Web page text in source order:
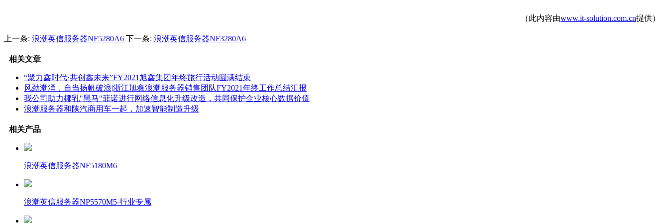
（此内容由www.it-solution.com.cn提供）
上一条: 浪潮英信服务器NF5280A6 下一条: 浪潮英信服务器NF3280A6
相关文章
“聚力鑫时代·共创鑫未来”FY2021旭鑫集团年终旅行活动圆满结束
风劲潮涌，自当扬帆破浪|浙江旭鑫浪潮服务器销售团队FY2021年终工作总结汇报
我公司助力椰乳"黑马"菲诺进行网络信息化升级改造，共同保护企业核心数据价值
浪潮服务器和陕汽商用车一起，加速智能制造升级
相关产品
浪潮英信服务器NF5180M6
浪潮英信服务器NP5570M5-行业专属